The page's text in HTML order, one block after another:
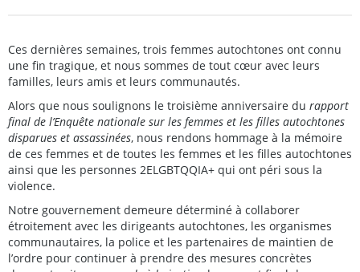
Ces dernières semaines, trois femmes autochtones ont connu
une fin tragique, et nous sommes de tout cœur avec leurs
familles, leurs amis et leurs communautés.
Alors que nous soulignons le troisième anniversaire du rapport
final de l’Enquête nationale sur les femmes et les filles autochtones
disparues et assassinées, nous rendons hommage à la mémoire
de ces femmes et de toutes les femmes et les filles autochtones
ainsi que les personnes 2ELGBTQQIA+ qui ont péri sous la
violence.
Notre gouvernement demeure déterminé à collaborer
étroitement avec les dirigeants autochtones, les organismes
communautaires, la police et les partenaires de maintien de
l’ordre pour continuer à prendre des mesures concrètes